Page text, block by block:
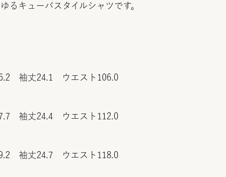
るキューバスタイルシャツです。
袖丈24.1 ウエスト106.0
袖丈24.4 ウエスト112.0
袖丈24.7 ウエスト118.0